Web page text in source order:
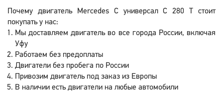
Почему двигатель Mercedes C универсал C 280 T стоит
покупать у нас:
Мы доставляем двигатель во все города России, включая
Уфу
Работаем без предоплаты
Двигатели без пробега по России
Привозим двигатель под заказ из Европы
В наличии есть двигатели на любые автомобили